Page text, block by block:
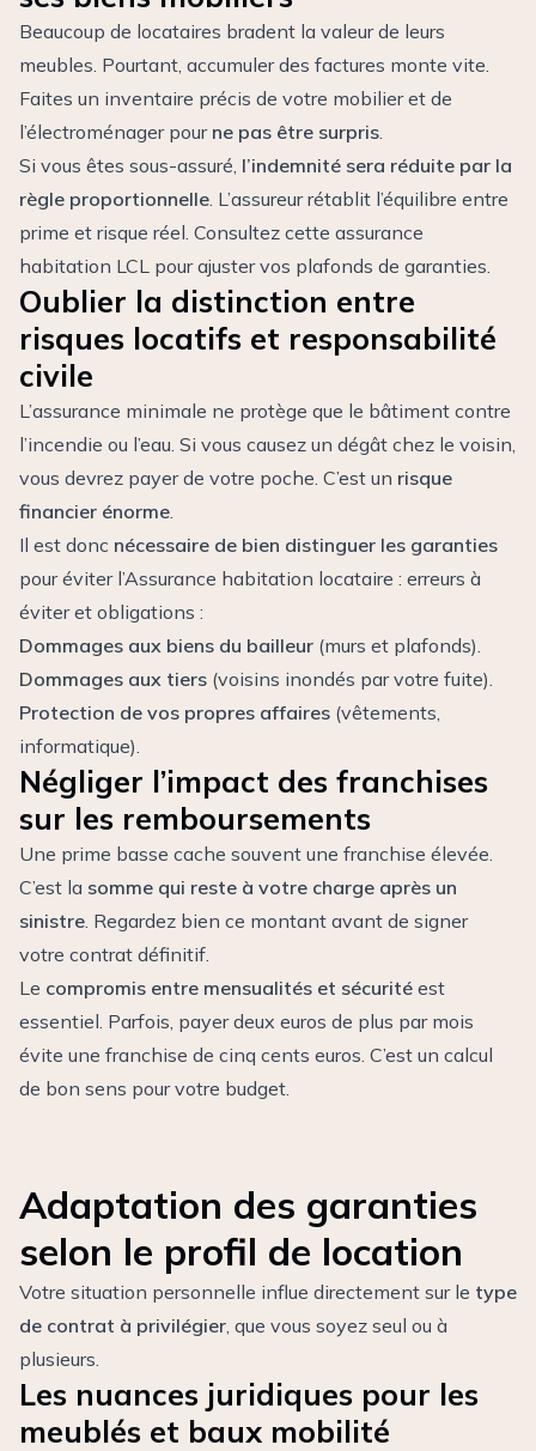
Beaucoup de locataires bradent la valeur de leurs
meubles. Pourtant, accumuler des factures monte vite.
Faites un inventaire précis de votre mobilier et de
l’électroménager pour ne pas être surpris
Si vous êtes sous-assuré, l’indemnité sera réduite par la
règle proportionnelle . L’assureur rétablit l’équilibre entre
prime et risque réel. Consultez cette assurance
habitation LCL pour ajuster vos plafonds de garanties.
Oublier la distinction entre
risques locatifs et responsabilité
civile
L’assurance minimale ne protège que le bâtiment contre
l’incendie ou l’eau. Si vous causez un dégât chez le voisin,
vous devrez payer de votre poche. C’est un risque
financier énorme
Il est donc nécessaire de bien distinguer les garanties
pour éviter l’Assurance habitation locataire : erreurs à
éviter et obligations :
Dommages aux biens du bailleur (murs et plafonds).
Dommages aux tiers (voisins inondés par votre fuite).
Protection de vos propres affaires (vêtements,
informatique).
Négliger l’impact des franchises
sur les remboursements
Une prime basse cache souvent une franchise élevée.
C’est la somme qui reste à votre charge après un
sinistre . Regardez bien ce montant avant de signer
votre contrat définitif.
Le compromis entre mensualités et sécurité est
essentiel. Parfois, payer deux euros de plus par mois
évite une franchise de cinq cents euros. C’est un calcul
de bon sens pour votre budget.
Adaptation des garanties
selon le profil de location
Votre situation personnelle influe directement sur le type
de contrat à privilégier , que vous soyez seul ou à
plusieurs.
Les nuances juridiques pour les
meublés et baux mobilité